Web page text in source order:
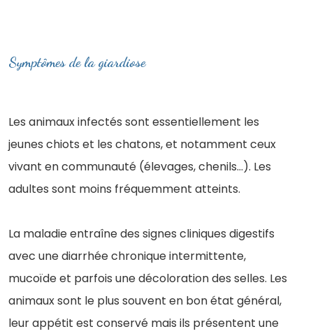
Symptômes de la giardiose
Les animaux infectés sont essentiellement les
jeunes chiots et les chatons, et notamment ceux
vivant en communauté (élevages, chenils…). Les
adultes sont moins fréquemment atteints.
La maladie entraîne des signes cliniques digestifs
avec une diarrhée chronique intermittente,
mucoïde et parfois une décoloration des selles. Les
animaux sont le plus souvent en bon état général,
leur appétit est conservé mais ils présentent une